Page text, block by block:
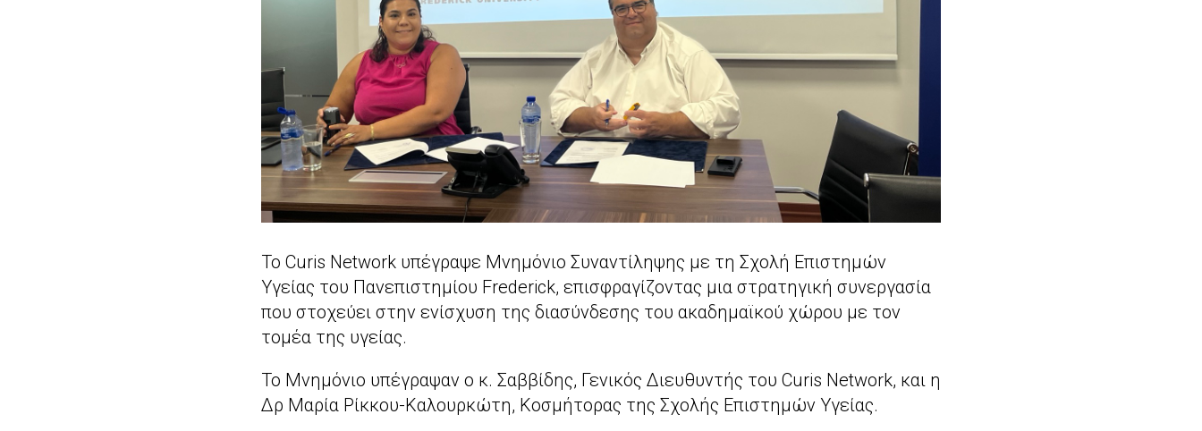
Το Curis Network υπέγραψε Μνημόνιο Συναντίληψης με τη Σχολή Επιστημών
Υγείας του Πανεπιστημίου Frederick, επισφραγίζοντας μια στρατηγική συνεργασία
που στοχεύει στην ενίσχυση της διασύνδεσης του ακαδημαϊκού χώρου με τον
τομέα της υγείας.
Το Μνημόνιο υπέγραψαν ο κ. Σαββίδης, Γενικός Διευθυντής του Curis Network, και η
Δρ Μαρία Ρίκκου-Καλουρκώτη, Κοσμήτορας της Σχολής Επιστημών Υγείας.